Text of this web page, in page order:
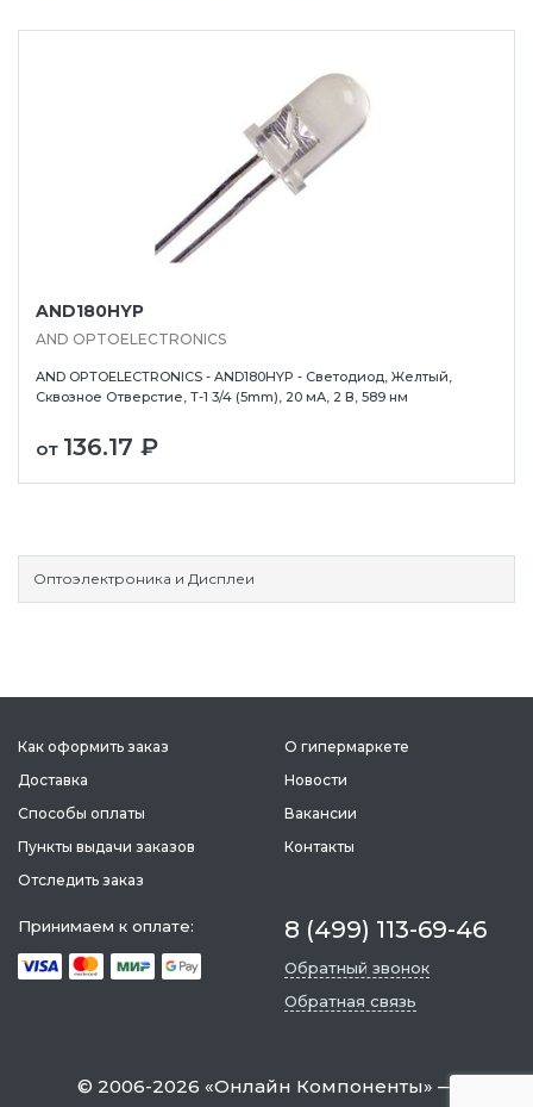
AND180HYP
AND OPTOELECTRONICS
AND OPTOELECTRONICS - AND180HYP - Светодиод, Желтый,
Сквозное Отверстие, T-1 3/4 (5mm), 20 мА, 2 В, 589 нм
от 136.17 ₽
Оптоэлектроника и Дисплеи
Как оформить заказ
Доставка
Способы оплаты
Пункты выдачи заказов
Отследить заказ
О гипермаркете
Новости
Вакансии
Контакты
Принимаем к оплате: 8 (499) 113-69-46
Обратный звонок
Обратная связь
© 2006-2026 «Онлайн Компоненты» —